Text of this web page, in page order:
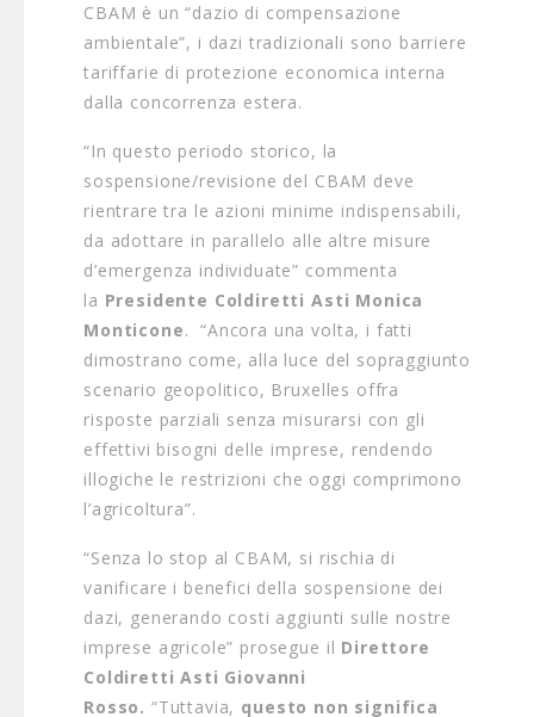
CBAM è un “dazio di compensazione
ambientale”, i dazi tradizionali sono barriere
tariffarie di protezione economica interna
dalla concorrenza estera.
“In questo periodo storico, la
sospensione/revisione del CBAM deve
rientrare tra le azioni minime indispensabili,
da adottare in parallelo alle altre misure
d’emergenza individuate” commenta
la Presidente Coldiretti Asti Monica
Monticone. “Ancora una volta, i fatti
dimostrano come, alla luce del sopraggiunto
scenario geopolitico, Bruxelles offra
risposte parziali senza misurarsi con gli
effettivi bisogni delle imprese, rendendo
illogiche le restrizioni che oggi comprimono
l’agricoltura”.
“Senza lo stop al CBAM, si rischia di
vanificare i benefici della sospensione dei
dazi, generando costi aggiunti sulle nostre
imprese agricole” prosegue il Direttore
Coldiretti Asti Giovanni
Rosso. “Tuttavia, questo non significa